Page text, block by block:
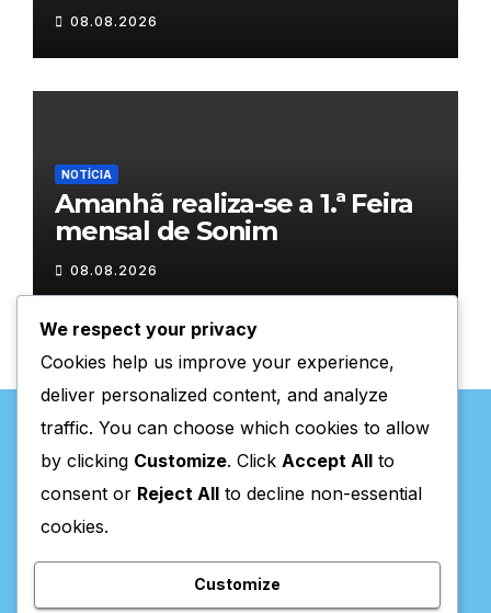
08.08.2026
NOTÍCIA
Amanhã realiza-se a 1.ª Feira
mensal de Sonim
08.08.2026
Valpaços Online
We respect your privacy
Cookies help us improve your experience,
deliver personalized content, and analyze
traffic. You can choose which cookies to allow
by clicking Customize. Click Accept All to
consent or Reject All to decline non-essential
cookies.
Customize